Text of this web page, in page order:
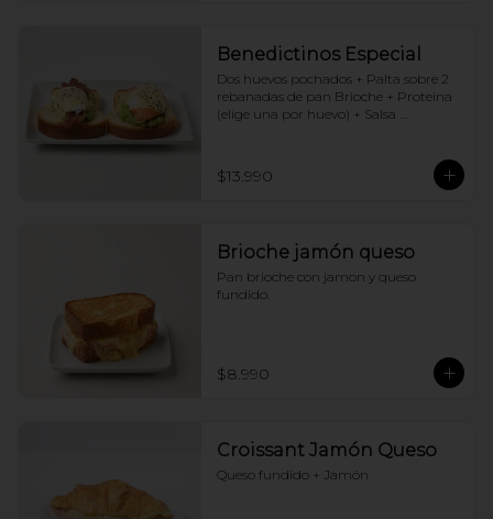
Benedictinos Especial
Dos huevos pochados + Palta sobre 2
rebanadas de pan Brioche + Proteina
(elige una por huevo) + Salsa
$13.990
Brioche jamón queso
Pan brioche con jamon y queso
fundido.
$8.990
Croissant Jamón Queso
Queso fundido + Jamón